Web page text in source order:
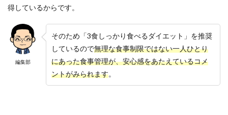
得しているからです。
編集部
そのため「3食しっかり食べるダイエット」を推奨
しているので無理な食事制限ではない一人ひとり
にあった食事管理が、安心感をあたえているコメ
ントがみられます。